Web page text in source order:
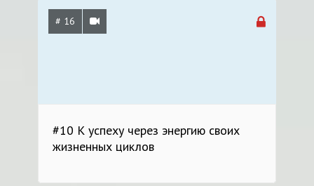
# 16
#10 К успеху через энергию своих
жизненных циклов